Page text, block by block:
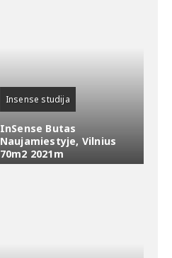
Insense studija
InSense Butas
Naujamiestyje, Vilnius
70m2 2021m